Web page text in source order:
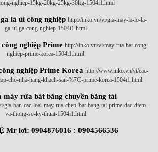
nghiep-15kg-20kg-25kg-30kg-1504i1.html
là ủi công nghiệp http://inko.vn/vi/gia-may-la-lo-la-
ga-ui-ga-cong-nghiep-1504i1.html
nghiệp Prime http://inko.vn/vi/may-rua-bat-cong-
nghiep-prime-korea-1504i1.html
nghiệp Prime Korea http://www.inko.vn/vi/cac-
cho-nha-hang-khach-san-%7C-prime-korea-1504i1.html
máy rửa bát băng chuyền băng tải
gia-ban-cac-loai-may-rua-chen-bat-bang-tai-prime-dac-diem-
va-thong-so-ky-thuat-1504i1.html
Mr lơi: 0904876016 : 0904566536